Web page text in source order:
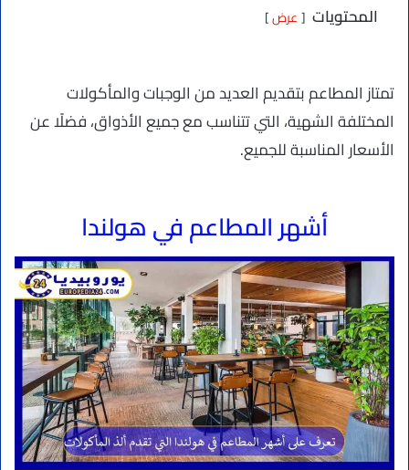
المحتويات عرض
تمتاز المطاعم بتقديم العديد من الوجبات والمأكولات
المختلفة الشهية، التي تتناسب مع جميع الأذواق، فضلًا عن
الأسعار المناسبة للجميع.
أشهر المطاعم في هولندا